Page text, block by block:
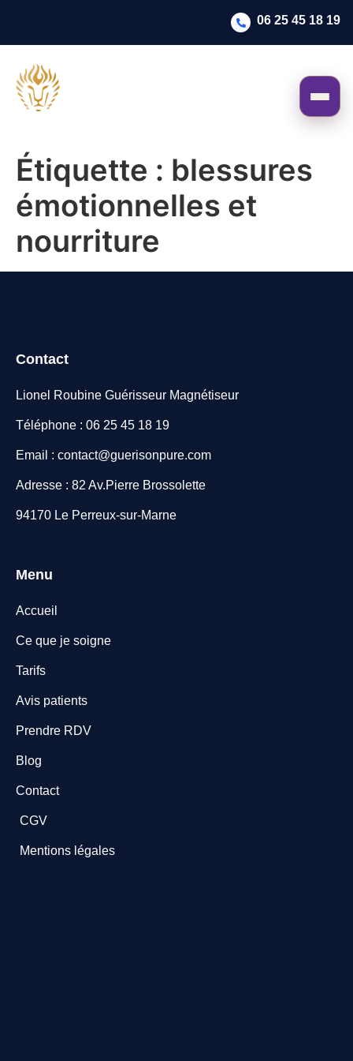
06 25 45 18 19
Étiquette : blessures
émotionnelles et
nourriture
Contact
Lionel Roubine Guérisseur Magnétiseur
Téléphone : 06 25 45 18 19
Email : contact@guerisonpure.com
Adresse : 82 Av.Pierre Brossolette
94170 Le Perreux-sur-Marne
Menu
Accueil
Ce que je soigne
Tarifs
Avis patients
Prendre RDV
Blog
Contact
CGV
Mentions légales